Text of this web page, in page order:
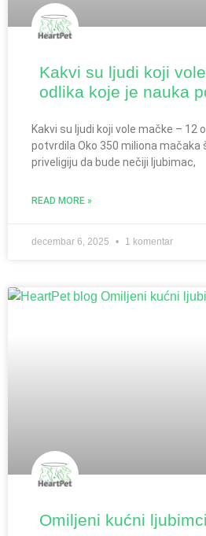
Kakvi su ljudi koji
odlika koje je nauka
Kakvi su ljudi koji vole mačke – 12
potvrdila Oko 350 miliona mačaka
priveligiju da bude nečiji ljubimac,
READ MORE »
decembar 6, 2025 1 komentar
Omiljeni kućni